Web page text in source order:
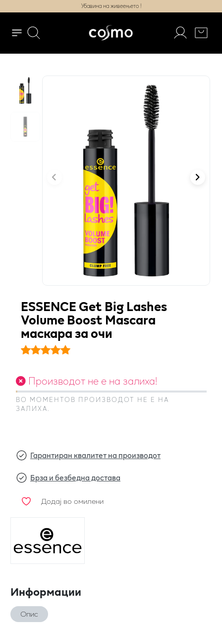
Убавина на живеењето !
ESSENCE Get Big Lashes
Volume Boost Mascara
маскара за очи
Производот не е на залиха!
ВО МОМЕНТОВ ПРОИЗВОДОТ НЕ Е НА
ЗАЛИХА.
Гарантиран квалитет на производот
Брза и безбедна достава
Додај во омилени
Информации
Опис